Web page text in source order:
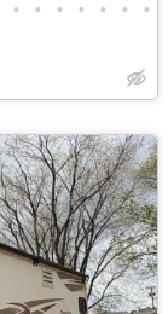
• • • • • • •